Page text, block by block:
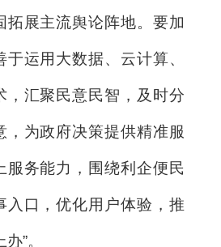
拓展主流舆论阵地。要加
运用大数据、云计算、
，汇聚民意民智，及时分
，为政府决策提供精准服
服务能力，围绕利企便民
入口，优化用户体验，推
”。